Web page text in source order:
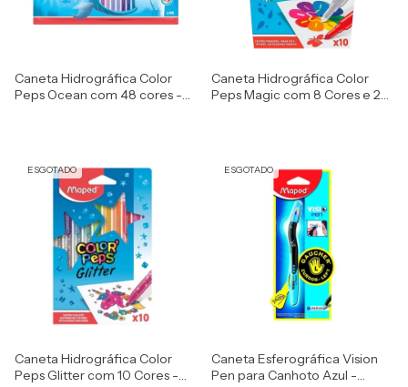
Caneta Hidrográfica Color
Peps Ocean com 48 cores -
Caneta Hidrográfica Color
Peps Magic com 8 Cores e 2
ESGOTADO
Caneta Hidrográfica Color
Peps Glitter com 10 Cores -
ESGOTADO
Caneta Esferográfica Vision
Pen para Canhoto Azul -